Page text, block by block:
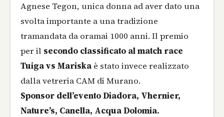
Agnese Tegon, unica donna ad aver dato una
svolta importante a una tradizione
tramandata da oramai 1000 anni. Il premio
per il secondo classificato al match race
Tuiga vs Mariska è stato invece realizzato
dalla vetreria CAM di Murano.
Sponsor dell’evento Diadora, Vhernier,
Nature’s, Canella, Acqua Dolomia.